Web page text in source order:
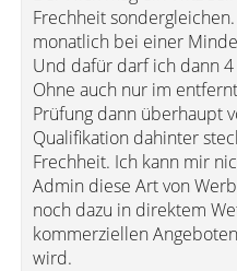
Frechheit
monatlich bei einer
Und dafür darf ich dann
Ohne auch nur im
Prüfung dann überhaupt
Qualifikation dahinter
Frechheit. Ich kann mir
Admin diese Art von
noch dazu in direktem
kommerziellen
wird.